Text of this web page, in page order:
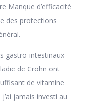
Manque d’efficacité
des protections
gastro-intestinaux
de Crohn ont
de vitamine
jamais investi au